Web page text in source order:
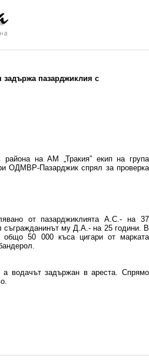
задържа пазарджиклия с
на АМ „Тракия” екип на група
ОДМВР-Пазарджик спрял за проверка
от пазарджиклията А.С.- на 37
съгражданинът му Д.А.- на 25 години. В
общо 50 000 къса цигари от марката
а водачът задържан в ареста. Спрямо